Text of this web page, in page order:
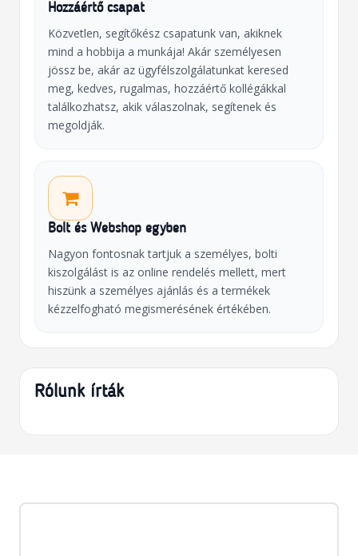
Hozzáértő csapat
Közvetlen, segítőkész csapatunk van, akiknek
mind a hobbija a munkája! Akár személyesen
jössz be, akár az ügyfélszolgálatunkat keresed
meg, kedves, rugalmas, hozzáértő kollégákkal
találkozhatsz, akik válaszolnak, segítenek és
megoldják.
Bolt és Webshop egyben
Nagyon fontosnak tartjuk a személyes, bolti
kiszolgálást is az online rendelés mellett, mert
hiszünk a személyes ajánlás és a termékek
kézzelfogható megismerésének értékében.
Rólunk írták